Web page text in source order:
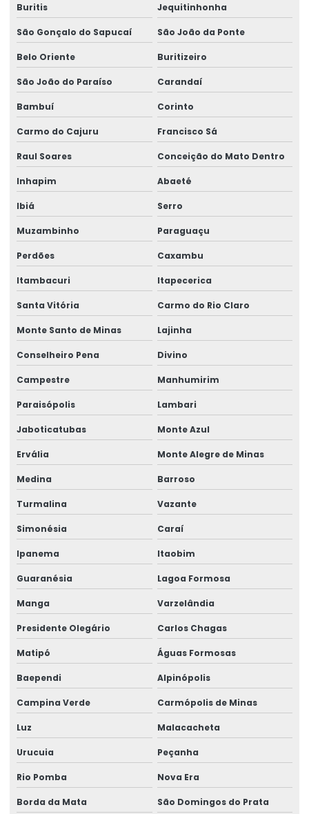
Buritis Jequitinhonha
São Gonçalo do Sapucaí São João da Ponte
Belo Oriente Buritizeiro
São João do Paraíso Carandaí
Bambuí Corinto
Carmo do Cajuru Francisco Sá
Raul Soares Conceição do Mato Dentro
Inhapim Abaeté
Ibiá Serro
Muzambinho Paraguaçu
Perdões Caxambu
Itambacuri Itapecerica
Santa Vitória Carmo do Rio Claro
Monte Santo de Minas Lajinha
Conselheiro Pena Divino
Campestre Manhumirim
Paraisópolis Lambari
Jaboticatubas Monte Azul
Ervália Monte Alegre de Minas
Medina Barroso
Turmalina Vazante
Simonésia Caraí
Ipanema Itaobim
Guaranésia Lagoa Formosa
Manga Varzelândia
Presidente Olegário Carlos Chagas
Matipó Águas Formosas
Baependi Alpinópolis
Campina Verde Carmópolis de Minas
Luz Malacacheta
Urucuia Peçanha
Rio Pomba Nova Era
Borda da Mata São Domingos do Prata